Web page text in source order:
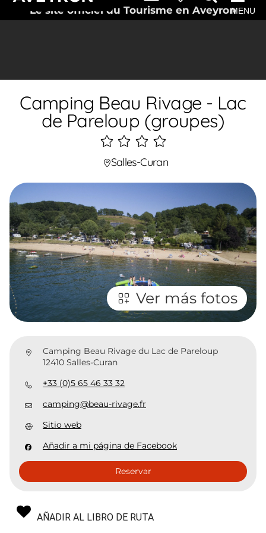
Le site officiel du Tourisme en AveyronMENU
Camping Beau Rivage - Lac
de Pareloup (groupes)
4
étoiles
Salles-Curan
Ver más fotos
Camping Beau Rivage du Lac de Pareloup
12410 Salles-Curan
+33 (0)5 65 46 33 32
camping@beau-rivage.fr
Sitio web
Añadir a mi página de Facebook
Reservar
AÑADIR AL LIBRO DE RUTA